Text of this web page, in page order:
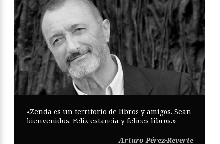
«Zenda es un territorio de libros y amigos. Sean
bienvenidos. Feliz estancia y felices libros.»
Arturo Pérez-Reverte